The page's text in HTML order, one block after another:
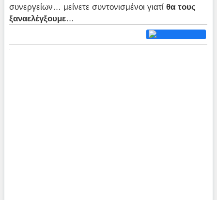
συνεργείων… μείνετε συντονισμένοι γιατίθα τους
ξαναελέγξουμε…